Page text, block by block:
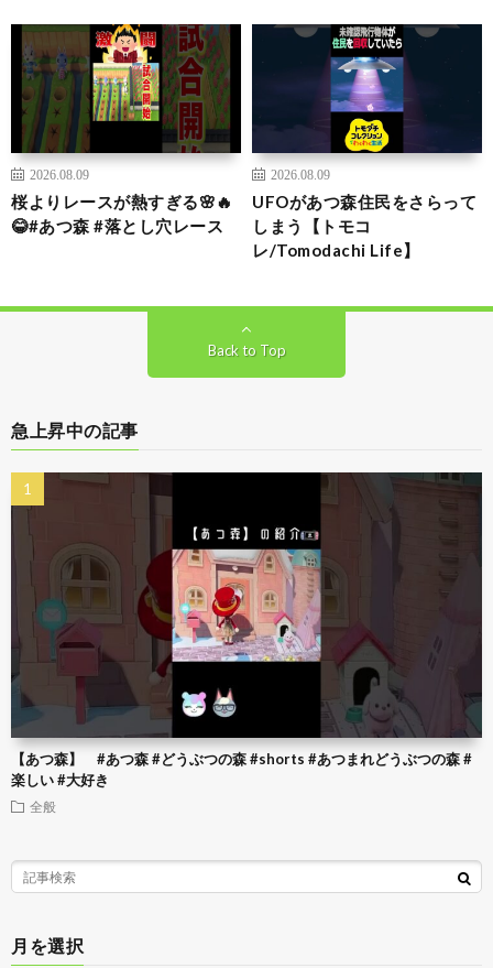
2026.08.09
桜よりレースが熱すぎる🌸🔥
😂#あつ森 #落とし穴レース
2026.08.09
UFOがあつ森住民をさらって
しまう【トモコ
レ/Tomodachi Life】
Back to Top
急上昇中の記事
【あつ森】 #あつ森 #どうぶつの森 #shorts #あつまれどうぶつの森 #
楽しい #大好き
全般
月を選択